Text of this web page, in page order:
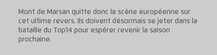
Mont de Marsan quitte donc la scène européenne sur
cet ultime revers. Ils doivent désormais se jeter dans la
bataille du Top14 pour espérer revenir la saison
prochaine.